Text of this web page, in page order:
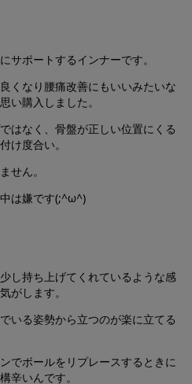
サポートするインナーです。
くなり腰痛改善にもいいみたいな
い購入しました。
はなく、骨盤が正しい位置にくる
け度合い。
せん。
は嫌です(;^ω^)
し持ち上げてくれているような感
がします。
いる姿勢から立つのが楽に立てる
でボールをリプレースするときに
辛いんです。